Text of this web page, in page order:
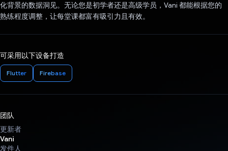
化背景的数据洞见。无论您是初学者还是高级学员，Vani 都能根据您的
熟练程度调整，让每堂课都富有吸引力且有效。
可采用以下设备打造
Flutter Firebase
团队
更新者
Vani
发件人